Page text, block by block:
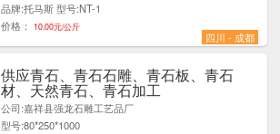
品牌:托马斯 型号:NT-1
价格：
10.00元/公斤
四川 - 成都
供应青石、青石石雕、青石板、青石
材、天然青石、青石加工
公司:嘉祥县强龙石雕工艺品厂
型号:80*250*1000